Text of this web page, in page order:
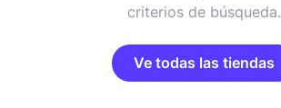
criterios de búsqueda.
Ve todas las tiendas